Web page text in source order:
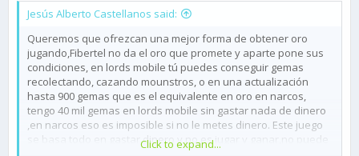
Jesús Alberto Castellanos said:
Queremos que ofrezcan una mejor forma de obtener oro
jugando,Fibertel no da el oro que promete y aparte pone sus
condiciones, en lords mobile tú puedes conseguir gemas
recolectando, cazando mounstros, o en una actualización
hasta 900 gemas que es el equivalente en oro en narcos,
tengo 40 mil gemas en lords mobile sin gastar nada de dinero
,en narcos eso es imposible si no le metes dinero. Este juego
se basa todo en gastar dinero y no es jugar y ganar,no puede
Click to expand...